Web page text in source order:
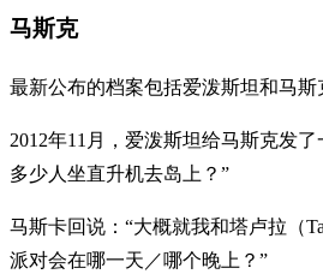
马斯克
最新公布的档案包括爱泼斯坦和马斯
2012年11月，爱泼斯坦给马斯克发
多少人坐直升机去岛上？”
马斯卡回说：“大概就我和塔卢拉（
派对会在哪一天／哪个晚上？”